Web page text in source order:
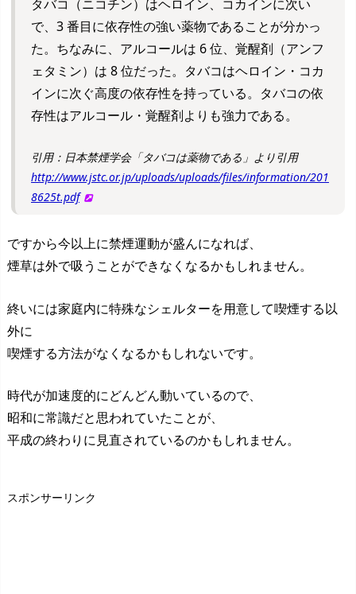
タバコ（ニコチン）はヘロイン、コカインに次い
で、3 番目に依存性の強い薬物であることが分かっ
た。ちなみに、アルコールは 6 位、覚醒剤（アンフ
ェタミン）は 8 位だった。タバコはヘロイン・コカ
インに次ぐ高度の依存性を持っている。タバコの依
存性はアルコール・覚醒剤よりも強力である。
引用：日本禁煙学会「タバコは薬物である」より引用
http://www.jstc.or.jp/uploads/uploads/files/information/201
8625t.pdf
ですから今以上に禁煙運動が盛んになれば、
煙草は外で吸うことができなくなるかもしれません。
終いには家庭内に特殊なシェルターを用意して喫煙する以
外に
喫煙する方法がなくなるかもしれないです。
時代が加速度的にどんどん動いているので、
昭和に常識だと思われていたことが、
平成の終わりに見直されているのかもしれません。
スポンサーリンク